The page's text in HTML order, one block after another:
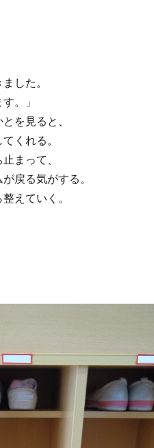
した。
。」
を見ると、
くれる。
まって、
戻る気がする。
えていく。